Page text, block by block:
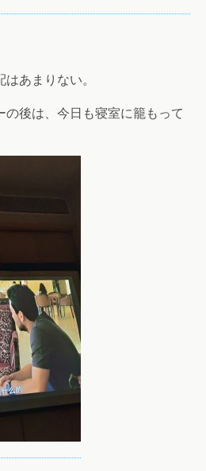
あまりない。
後は、今日も寝室に籠もって